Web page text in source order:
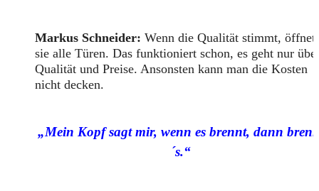
Markus Schneider: Wenn die Qualität stimmt, öffnet
sie alle Türen. Das funktioniert schon, es geht nur
Qualität und Preise. Ansonsten kann man die Kosten
nicht decken.
„Mein Kopf sagt mir, wenn es brennt, dann
´s.“